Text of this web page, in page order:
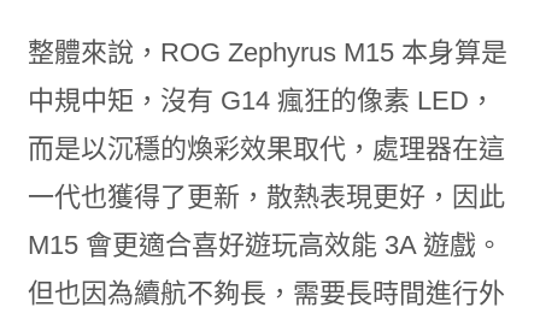
整體來說，ROG Zephyrus M15 本身算是
中規中矩，沒有 G14 瘋狂的像素 LED，
而是以沉穩的煥彩效果取代，處理器在這
一代也獲得了更新，散熱表現更好，因此
M15 會更適合喜好遊玩高效能 3A 遊戲。
但也因為續航不夠長，需要長時間進行外